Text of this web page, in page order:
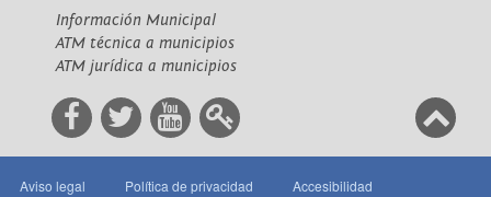
Información Municipal
ATM técnica a municipios
ATM jurídica a municipios
Aviso legal Política de privacidad Accesibilidad